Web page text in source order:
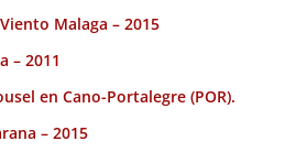
Malaga – 2015
– 2011
en Cano-Portalegre (POR).
– 2015